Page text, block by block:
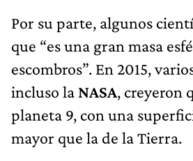
Por su parte, algunos
que “es una gran masa
escombros”. En 2015,
incluso la NASA, creyeron
planeta 9, con una
mayor que la de la Tierra.